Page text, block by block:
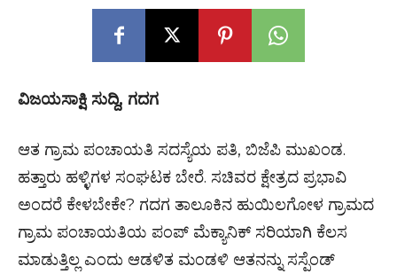
ವಿಜಯಸಾಕ್ಷಿ ಸುದ್ದಿ, ಗದಗ
ಆತ ಗ್ರಾಮ ಪಂಚಾಯತಿ ಸದಸ್ಯೆಯ ಪತಿ, ಬಿಜೆಪಿ ಮುಖಂಡ.
ಹತ್ತಾರು ಹಳ್ಳಿಗಳ ಸಂಘಟಕ ಬೇರೆ. ಸಚಿವರ ಕ್ಷೇತ್ರದ ಪ್ರಭಾವಿ
ಅಂದರೆ ಕೇಳಬೇಕೇ? ಗದಗ ತಾಲೂಕಿನ ಹುಯಿಲಗೋಳ ಗ್ರಾಮದ
ಗ್ರಾಮ ಪಂಚಾಯತಿಯ ಪಂಪ್ ಮೆಕ್ಯಾನಿಕ್ ಸರಿಯಾಗಿ ಕೆಲಸ
ಮಾಡುತ್ತಿಲ್ಲ ಎಂದು ಆಡಳಿತ ಮಂಡಳಿ ಆತನನ್ನು ಸಸ್ಪೆಂಡ್